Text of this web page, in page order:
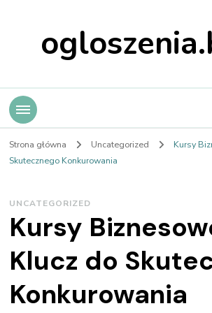
Strona główna Uncategorized
Kursy
Skutecznego Konkurowania
UNCATEGORIZED
Kursy
Klucz do
Konkurowania